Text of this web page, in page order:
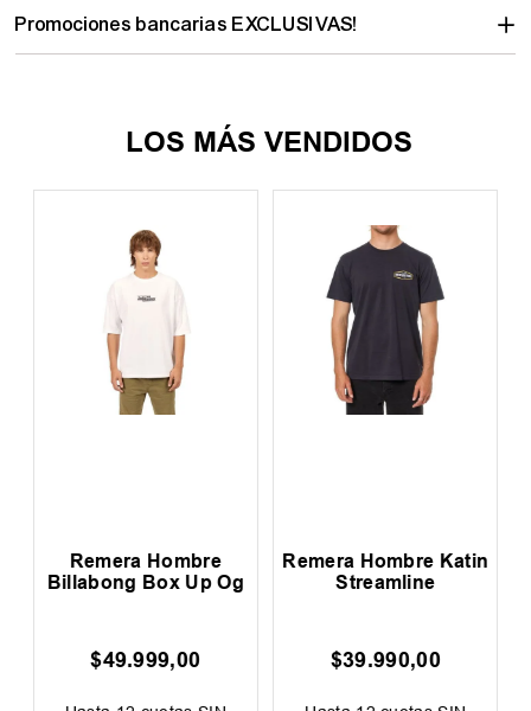
Promociones bancarias EXCLUSIVAS!
LOS MÁS VENDIDOS
Remera Hombre
Billabong Box Up Og
$49.999,00
Remera Hombre Katin
Streamline
$39.990,00